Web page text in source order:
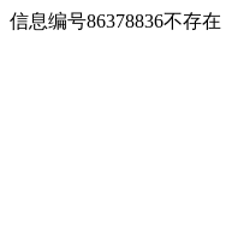
信息编号86378836不存在